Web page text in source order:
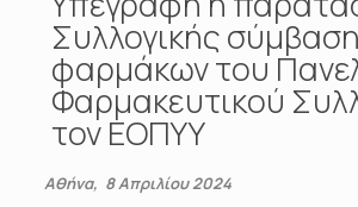
Συλλογικής
φαρμάκων του
Φαρμακευτικού
τον ΕΟΠΥΥ
Αθήνα, 8 Απριλίου 2024